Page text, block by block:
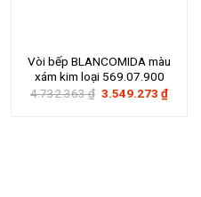
Vòi bếp BLANCOMIDA màu
xám kim loại 569.07.900
4.732.363₫ Giá
3.549.273₫Giá